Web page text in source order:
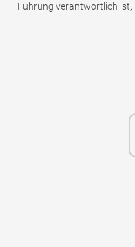
Führung verantwortlich ist,